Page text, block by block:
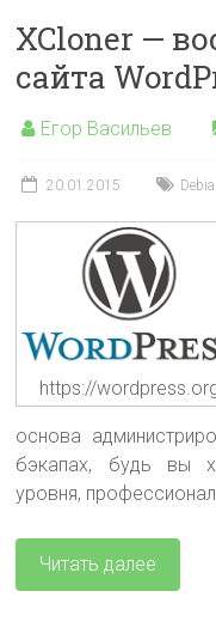
XCloner —
сайта
Егор Васильев
20.01.2015
https://
основа
бэкапах, будь вы
уровня,
Читать далее